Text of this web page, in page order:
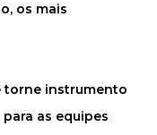
os mais
torne instrumento
as equipes